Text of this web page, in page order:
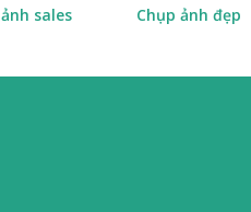
sales Chụp ảnh đẹp